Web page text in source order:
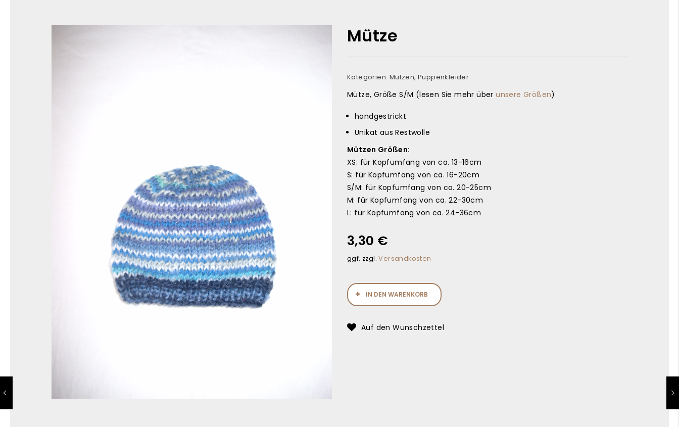
Mütze
Kategorien: Mützen,Puppenkleider
Mütze, Größe S/M (lesen Sie mehr überunsere Größen)
handgestrickt
Unikat aus Restwolle
Mützen Größen:
XS: für Kopfumfang von ca. 13-16cm
S: für Kopfumfang von ca. 16-20cm
S/M: für Kopfumfang von ca. 20-25cm
M: für Kopfumfang von ca. 22-30cm
L: für Kopfumfang von ca. 24-36cm
3,30 €
ggf. zzgl.Versandkosten
IN DEN WARENKORB
Auf den Wunschzettel